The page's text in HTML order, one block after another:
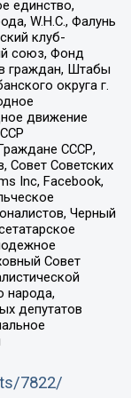
единство,
W.H.С., Фалунь
клуб-
союз, Фонд
граждан, Штабы
округа г.
движение
СССР,
Совет Советских
Inc, Facebook,
Черный
Совет
народа,
депутатов
7822/